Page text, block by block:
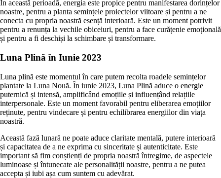
În această perioadă, energia este propice pentru manifestarea dorințelor
noastre, pentru a planta semințele proiectelor viitoare și pentru a ne
conecta cu propria noastră esență interioară. Este un moment potrivit
pentru a renunța la vechile obiceiuri, pentru a face curățenie emoțională
și pentru a fi deschiși la schimbare și transformare.
Luna Plină în Iunie 2023
Luna plină este momentul în care putem recolta roadele semințelor
plantate la Luna Nouă. În iunie 2023, Luna Plină aduce o energie
puternică și intensă, amplificând emoțiile și influențând relațiile
interpersonale. Este un moment favorabil pentru eliberarea emoțiilor
reținute, pentru vindecare și pentru echilibrarea energiilor din viața
noastră.
Această fază lunară ne poate aduce claritate mentală, putere interioară
și capacitatea de a ne exprima cu sinceritate și autenticitate. Este
important să fim conștienți de propria noastră întregime, de aspectele
luminoase și întunecate ale personalității noastre, pentru a ne putea
accepta și iubi așa cum suntem cu adevărat.